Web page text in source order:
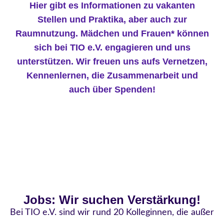
Hier gibt es Informationen zu vakanten
Stellen und Praktika, aber auch zur
Raumnutzung. Mädchen und Frauen* können
sich bei TIO e.V. engagieren und uns
unterstützen. Wir freuen uns aufs Vernetzen,
Kennenlernen, die Zusammenarbeit und
auch über Spenden!
Jobs: Wir suchen Verstärkung!
Bei TIO e.V. sind wir rund 20 Kolleginnen, die außer